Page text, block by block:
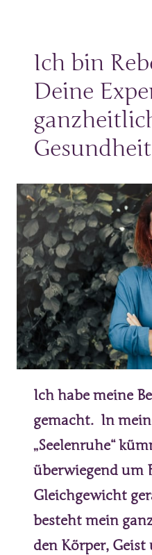
Deine
Gesundheit
Ich habe meine
gemacht. In
„Seelenruhe“
überwiegend um
Gleichgewicht
besteht mein
den Körper, Geist